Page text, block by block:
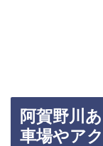
阿賀野川
車場やア